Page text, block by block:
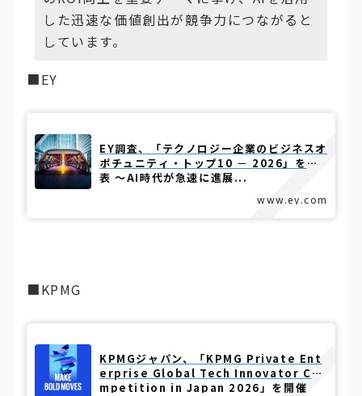
した迅速な価値創出が競争力につながると
しています。
■EY
www.ey.com
EY調査、「テクノロジー企業のビジネスオ
ポチュニティ・トップ10 － 2026」を発
表 ～AI時代が急速に進展...
■KPMG
KPMGジャパン、「KPMG Private Ent
erprise Global Tech Innovator Co
mpetition in Japan 2026」を開催